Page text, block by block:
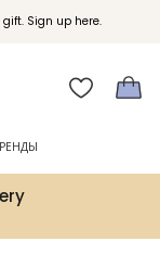
gift. Sign up here.
привилегий при